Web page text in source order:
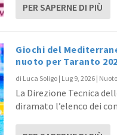
PER SAPERNE DI PIÙ
Giochi del
nuoto per Taranto
di Luca Soligo | Lug 9, 2026 | Nuoto
La Direzione Tecnica
diramato l’elenco dei